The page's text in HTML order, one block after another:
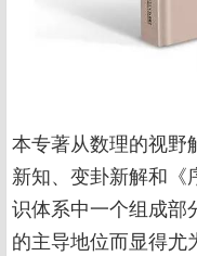
本专著从数理的视野
新知、变卦新解和《
识体系中一个组成部
的主导地位而显得尤